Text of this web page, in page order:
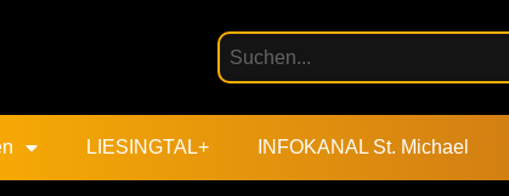
LIESINGTAL+ INFOKANAL St. Michael